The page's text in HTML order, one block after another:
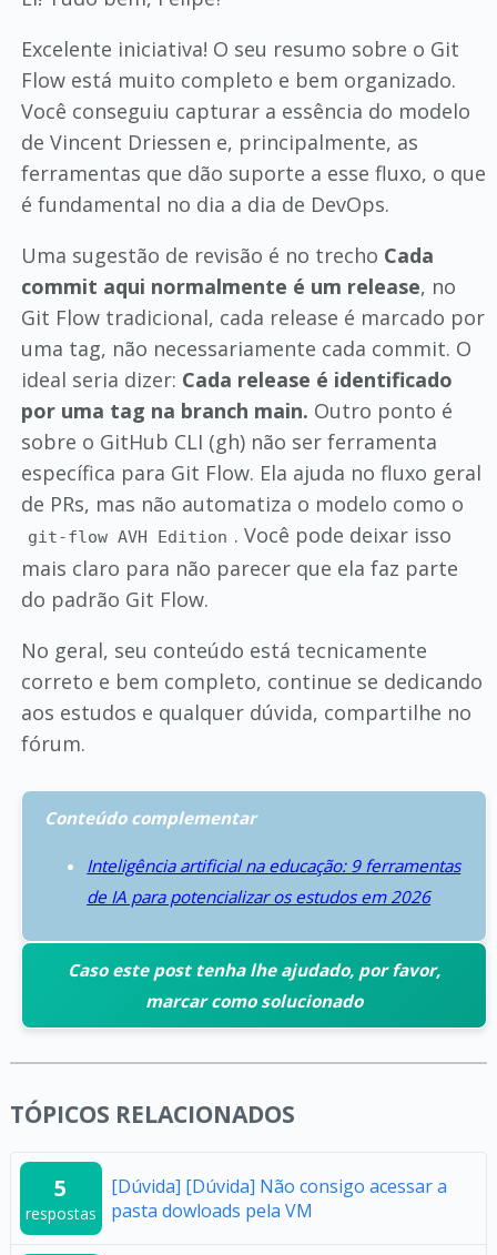
Excelente iniciativa! O seu resumo sobre o Git
Flow está muito completo e bem organizado.
Você conseguiu capturar a essência do modelo
de Vincent Driessen e, principalmente, as
ferramentas que dão suporte a esse fluxo, o que
é fundamental no dia a dia de DevOps.
Uma sugestão de revisão é no trecho Cada
commit aqui normalmente é um release, no
Git Flow tradicional, cada release é marcado por
uma tag, não necessariamente cada commit. O
ideal seria dizer: Cada release é identificado
por uma tag na branch main. Outro ponto é
sobre o GitHub CLI (gh) não ser ferramenta
específica para Git Flow. Ela ajuda no fluxo geral
de PRs, mas não automatiza o modelo como o
git-flow AVH Edition . Você pode deixar isso
mais claro para não parecer que ela faz parte
do padrão Git Flow.
No geral, seu conteúdo está tecnicamente
correto e bem completo, continue se dedicando
aos estudos e qualquer dúvida, compartilhe no
fórum.
Conteúdo complementar
Inteligência artificial na educação: 9 ferramentas
de IA para potencializar os estudos em 2026
Caso este post tenha lhe ajudado, por favor,
marcar como solucionado
TÓPICOS RELACIONADOS
5
respostas
[Dúvida] [Dúvida] Não consigo acessar a
pasta dowloads pela VM